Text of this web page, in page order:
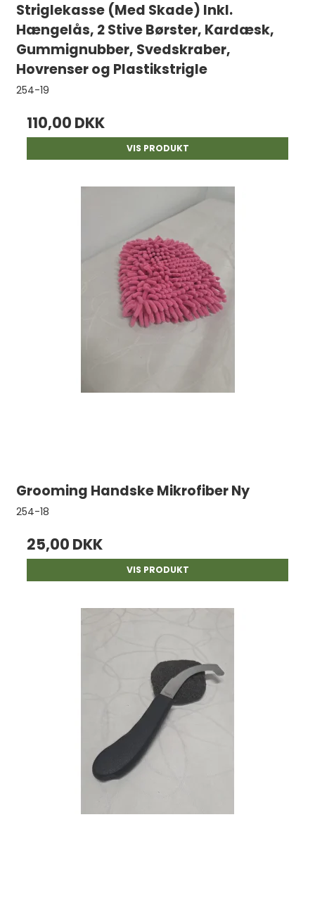
Striglekasse (Med Skade) Inkl.
Hængelås, 2 Stive Børster, Kardæsk,
Gummignubber, Svedskraber,
Hovrenser og Plastikstrigle
254-19
110,00 DKK
VIS PRODUKT
Grooming Handske Mikrofiber Ny
254-18
25,00 DKK
VIS PRODUKT